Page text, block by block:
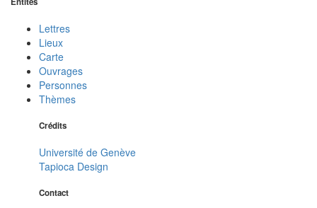
Lettres
Lieux
Carte
Ouvrages
Personnes
Thèmes
Crédits
Université de Genève
Tapioca Design
Contact